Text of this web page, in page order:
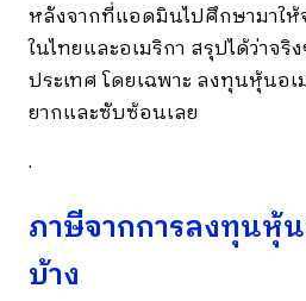
หลังจากที่แอดมินไปศึกษามาใ
ในไทยและอเมริกา สรุปได้ว่าจ
ประเทศ โดยเฉพาะ ลงทุนหุ้นอเ
ยากและซับซ้อนเลย
.
ภาษีจากการลงทุนหุ้น
บ้าง